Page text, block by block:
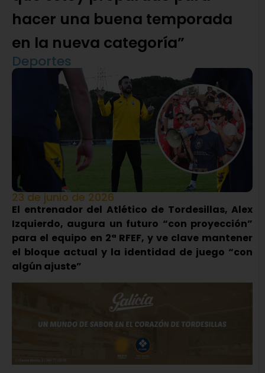
hacer una buena temporada
en la nueva categoría”
Deportes
23 de junio de 2026
El entrenador del Atlético de Tordesillas, Alex
Izquierdo, augura un futuro “con proyección”
para el equipo en 2ª RFEF, y ve clave mantener
el bloque actual y la identidad de juego “con
algún ajuste”